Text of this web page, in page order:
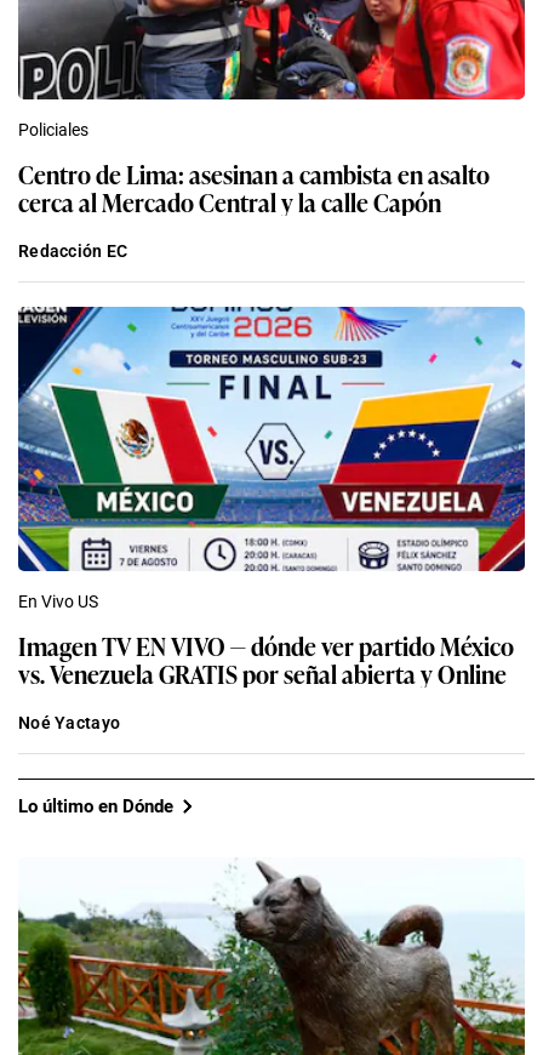
Policiales
Centro de Lima: asesinan a cambista en asalto
cerca al Mercado Central y la calle Capón
Redacción EC
En Vivo US
Imagen TV EN VIVO — dónde ver partido México
vs. Venezuela GRATIS por señal abierta y Online
Noé Yactayo
Lo último en Dónde